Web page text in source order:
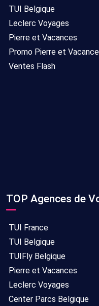
TUI Belgique
Leclerc Voyages
Pierre et Vacances
Promo Pierre et
Ventes Flash
TOP Agences de
TUI France
TUI Belgique
TUIFly Belgique
Pierre et Vacances
Leclerc Voyages
Center Parcs Belgique